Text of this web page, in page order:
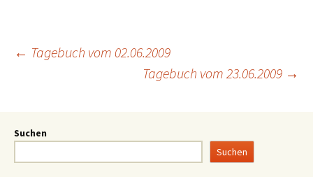
← Tagebuch vom 02.06.2009
Tagebuch vom 23.06.2009 →
Suchen
Suchen